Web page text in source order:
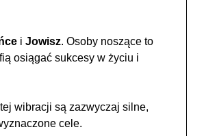
i Jowisz. Osoby noszące to
osiągać sukcesy w życiu i
wibracji są zazwyczaj silne,
cele.